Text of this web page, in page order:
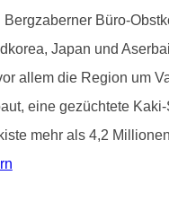
Büro-
Japan und
allem die Region um
eine gezüchtete
mehr als 4,2